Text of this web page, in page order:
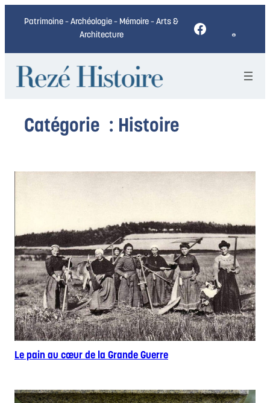
Patrimoine – Archéologie – Mémoire – Arts &
Architecture
Facebook
Catégorie : Histoire
Le pain au cœur de la Grande Guerre